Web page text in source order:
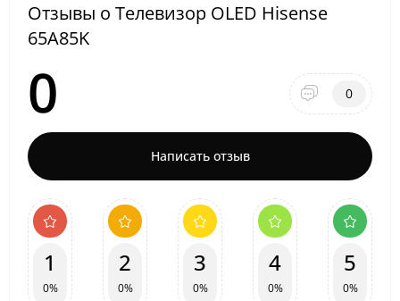
Отзывы о Телевизор OLED Hisense
65A85K
0 0
Написать отзыв
1
0%
2
0%
3
0%
4
0%
5
0%